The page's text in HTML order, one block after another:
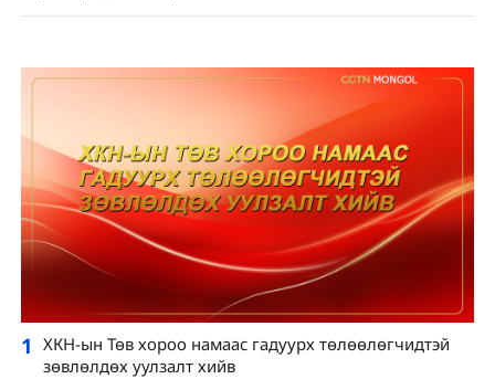
1 ХКН-ын Төв хороо намаас гадуурх төлөөлөгчидтэй
зөвлөлдөх уулзалт хийв